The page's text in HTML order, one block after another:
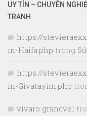
UY TÍN – CHUYÊN
TRANH
https://
in-Haifa.php trong
https://
in-Givatayim.php
vivaro grancvel